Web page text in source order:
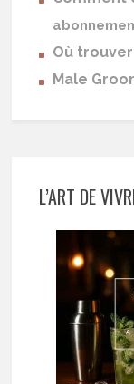
Où
Male
L’ART DE